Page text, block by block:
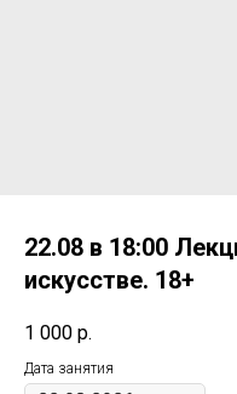
22.08 в 18:00
искусстве. 18+
1 000 р.
Дата занятия